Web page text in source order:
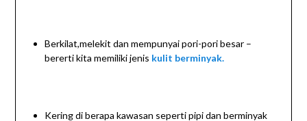
Berkilat,melekit dan mempunyai pori-pori besar –
bererti kita memiliki jenis kulit berminyak.
Kering di berapa kawasan seperti pipi dan berminyak